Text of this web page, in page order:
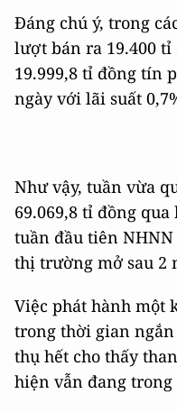
Đáng chú ý, trong
lượt bán ra 19.400 tỉ
19.999,8 tỉ đồng tín
ngày với lãi suất
Như vậy, tuần vừa
69.069,8 tỉ đồng
tuần đầu tiên
thị trường mở sau 2
Việc phát hành
trong thời gian
thụ hết cho thấy
hiện vẫn đang